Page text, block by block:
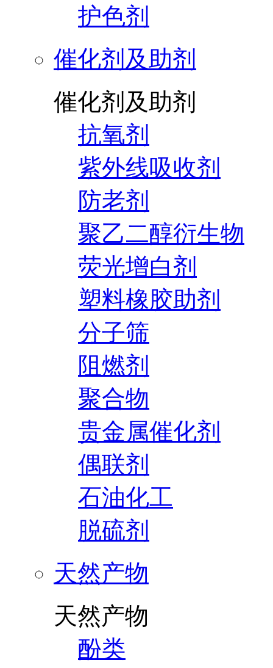
护色剂
催化剂及助剂
催化剂及助剂
抗氧剂
紫外线吸收剂
防老剂
聚乙二醇衍生物
荧光增白剂
塑料橡胶助剂
分子筛
阻燃剂
聚合物
贵金属催化剂
偶联剂
石油化工
脱硫剂
天然产物
天然产物
酚类